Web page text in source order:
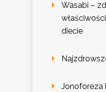
Wasabi –
diecie
Jonoforeza